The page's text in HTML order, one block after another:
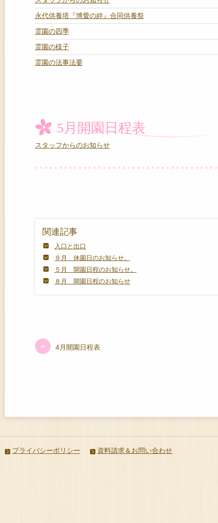
永代供養塔『博愛の絆』合同供養祭
霊園の四季
霊園の様子
霊園の法事法要
5月開園日程表
スタッフからのお知らせ
関連記事
入口と出口
９月 休園日のお知らせ。
５月 開園日程のお知らせ。
８月 開園日程のお知らせ
« 4月開園日程表
プライバシーポリシー 資料請求＆お問い合わせ